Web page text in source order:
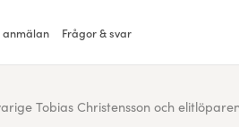
anmälan Frågor & svar
Tobias Christensson och